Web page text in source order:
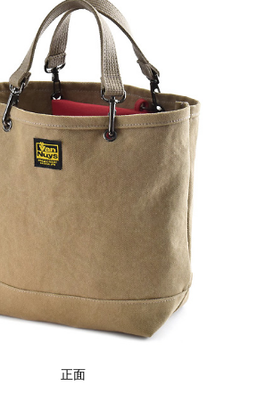
iPhone15
Galaxy
XPERIA
Other
PC／タブレットケース
iPad
MacBook
デジカメケース
SONY
Canon
Nikon
OLYMPUS
RICOH
正面